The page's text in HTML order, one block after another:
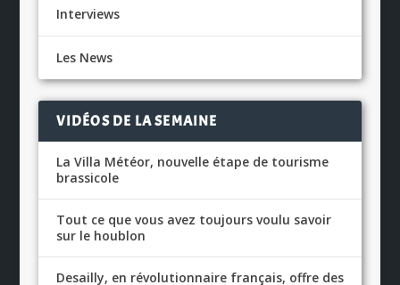
Interviews
Les News
VIDÉOS DE LA SEMAINE
La Villa Météor, nouvelle étape de tourisme
brassicole
Tout ce que vous avez toujours voulu savoir
sur le houblon
Desailly, en révolutionnaire français, offre des